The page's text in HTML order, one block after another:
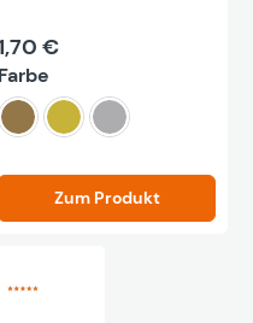
€
Farbe
bronzegold silber
Zum Produkt